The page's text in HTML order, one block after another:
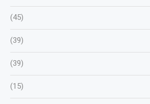
(45)
(39)
(39)
(15)